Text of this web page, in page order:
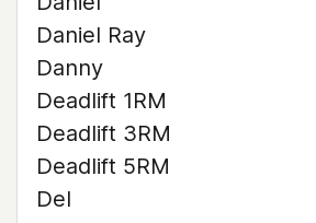
Daniel Ray
Danny
Deadlift 1RM
Deadlift 3RM
Deadlift 5RM
Del